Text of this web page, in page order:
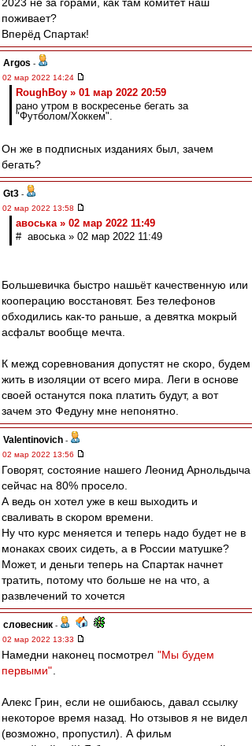
поживает?
Вперёд Спартак!
Argos -
02 мар 2022 14:24
RoughBoy » 01 мар 2022 20:59
рано утром в воскресенье бегать за
"Футболом/Хоккем".
Он же в подписных изданиях был, зачем
бегать?
Gt3 -
02 мар 2022 13:58
авоська » 02 мар 2022 11:49
# авоська » 02 мар 2022 11:49
Большевичка быстро нашьёт качественную или
кооперацию восстановят. Без телефонов
обходились как-то раньше, а девятка мокрый
асфальт вообще мечта.
К межд соревнования допустят не скоро, будем
жить в изоляции от всего мира. Леги в основе
своей останутся пока платить будут, а вот
зачем это Федуну мне непонятно.
Valentinovich -
02 мар 2022 13:56
Говорят, состояние нашего Леонид Арнольдыча
сейчас на 80% просело.
А ведь он хотел уже в кеш выходить и
сваливать в скором времени.
Ну что курс меняется и теперь надо будет не в
монаках своих сидеть, а в России матушке?
Может, и деньги теперь на Спартак начнет
тратить, потому что больше не на что, а
развлечений то хочется
словесник -
02 мар 2022 13:33
Намедни наконец посмотрел "Мы будем
первыми"
Алекс Грин, если не ошибаюсь, давал ссылку
некоторое время назад. Но отзывов я не видел
(возможно, пропустил). А фильм